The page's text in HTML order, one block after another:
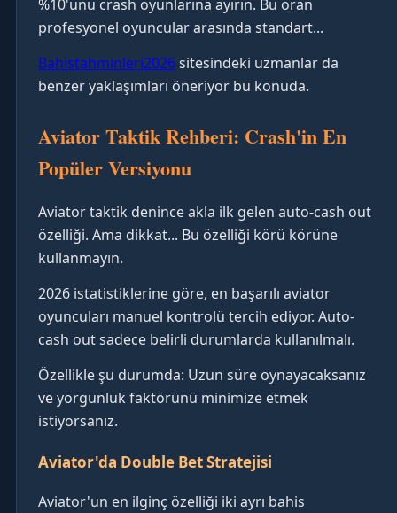
%10'unu crash oyunlarına ayırın. Bu oran
profesyonel oyuncular arasında standart...
Bahistahminleri2026sitesindeki uzmanlar da
benzer yaklaşımları öneriyor bu konuda.
Aviator Taktik Rehberi: Crash'in En
Popüler Versiyonu
Aviator taktik denince akla ilk gelen auto-cash out
özelliği. Ama dikkat... Bu özelliği körü körüne
kullanmayın.
2026 istatistiklerine göre, en başarılı aviator
oyuncuları manuel kontrolü tercih ediyor. Auto-
cash out sadece belirli durumlarda kullanılmalı.
Özellikle şu durumda: Uzun süre oynayacaksanız
ve yorgunluk faktörünü minimize etmek
istiyorsanız.
Aviator'da Double Bet Stratejisi
Aviator'un en ilginç özelliği iki ayrı bahis